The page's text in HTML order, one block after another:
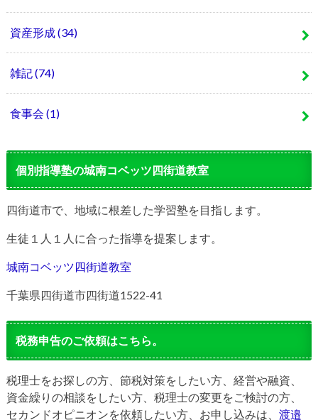
資産形成(34)
雑記(74)
食事会 (1)
個別指導塾の城南コベッツ四街道教室
四街道市で、地域に根差した学習塾を目指します。
生徒１人１人に合った指導を提案します。
城南コベッツ四街道教室
千葉県四街道市四街道1522-41
税務申告のご依頼はこちら。
税理士をお探しの方、節税対策をしたい方、経営や融資、
資金繰りの相談をしたい方、税理士の変更をご検討の方、
セカンドオピニオンを依頼したい方、お申し込みは、 渡邉